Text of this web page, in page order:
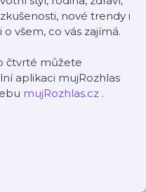
nové trendy i
všem, co vás zajímá.
čtvrté můžete
aplikaci mujRozhlas
mujRozhlas.cz .